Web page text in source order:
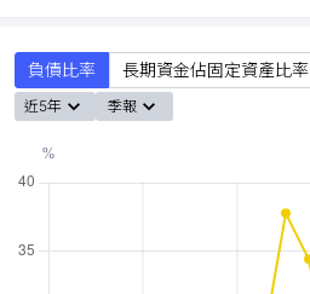
負債比率 長期資金佔固定資產比率
近5年 季報